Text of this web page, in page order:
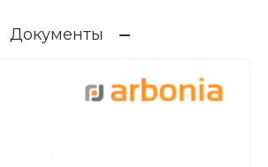
Документы